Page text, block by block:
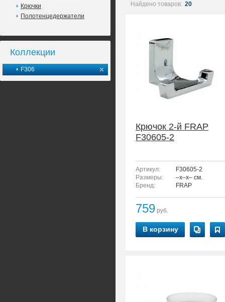
Крючки
Полотенцедержатели
Коллекции
F306
Найдено товаров: 20
Крючок 2-й FRAP
F30605-2
Артикул:
F30605-2
Размеры:
–x–x– см.
Бренд:
FRAP
759 руб.
В корзину